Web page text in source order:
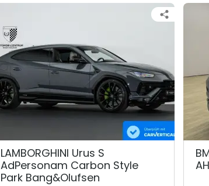
LAMBORGHINI Urus S
AdPersonam Carbon Style
Park Bang&Olufsen